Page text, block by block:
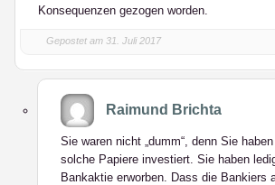
Konsequenzen gezogen worden.
Gepostet am 31. Juli 2017
Raimund Brichta
Sie waren nicht „dumm“, denn Sie
solche Papiere investiert. Sie haben
Bankaktie erworben. Dass die Bankiers